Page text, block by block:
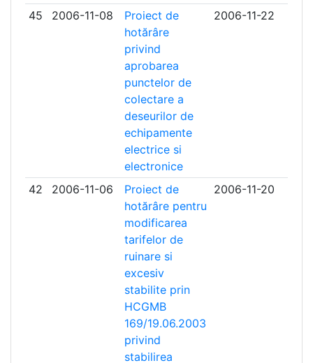
45 2006-11-08
Proiect de
hotărâre
privind
aprobarea
punctelor de
colectare a
deseurilor de
echipamente
electrice si
electronice
2006-11-22
42 2006-11-06
Proiect de
hotărâre pentru
modificarea
tarifelor de
ruinare si
excesiv
stabilite prin
HCGMB
169/19.06.2003
privind
stabilirea
2006-11-20